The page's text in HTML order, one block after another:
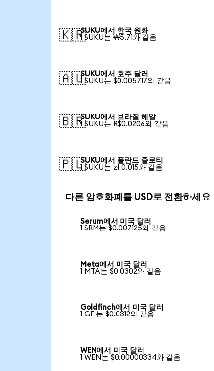
🇰🇷SUKU에서 한국 원화
1 SUKU는 ₩5.71와 같음
🇦🇺SUKU에서 호주 달러
1 SUKU는 $0.005717와 같음
🇧🇷SUKU에서 브라질 헤알
1 SUKU는 R$0.0206와 같음
🇵🇱SUKU에서 폴란드 즐로티
1 SUKU는 zł 0.015와 같음
다른 암호화폐를 USD로 전환하세요
Serum에서 미국 달러
1 SRM는 $0.007125와 같음
Meta에서 미국 달러
1 MTA는 $0.0302와 같음
Goldfinch에서 미국 달러
1 GFI는 $0.0312와 같음
WEN에서 미국 달러
1 WEN는 $0.00000334와 같음